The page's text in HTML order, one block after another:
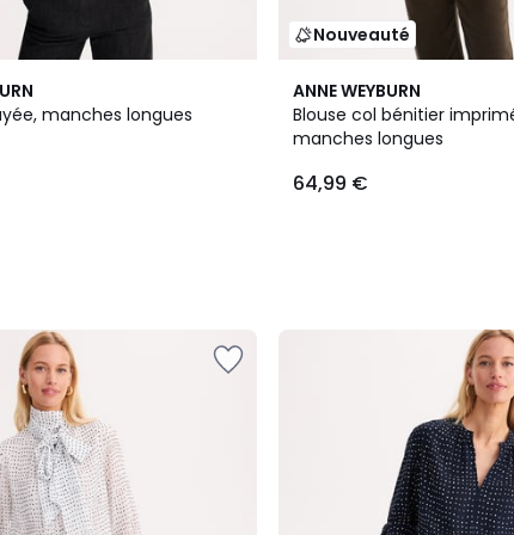
manches longues
Nouveauté
ANNE WEYBURN
Blouse col bénitier
manches longues
64,99 €